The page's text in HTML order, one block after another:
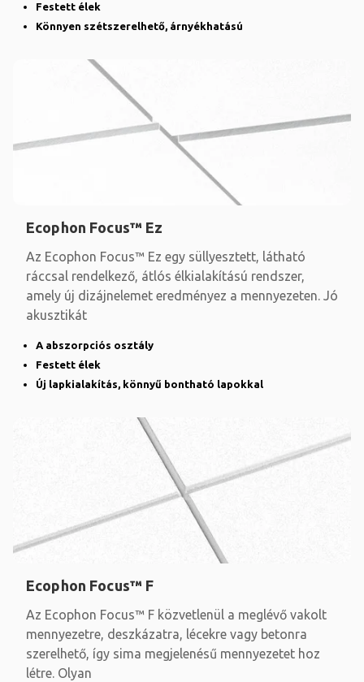
Festett élek
Könnyen szétszerelhető, árnyékhatású
Ecophon Focus™ Ez
Az Ecophon Focus™ Ez egy süllyesztett, látható
ráccsal rendelkező, átlós élkialakítású rendszer,
amely új dizájnelemet eredményez a mennyezeten. Jó
akusztikát
A abszorpciós osztály
Festett élek
Új lapkialakítás, könnyű bontható lapokkal
Ecophon Focus™ F
Az Ecophon Focus™ F közvetlenül a meglévő vakolt
mennyezetre, deszkázatra, lécekre vagy betonra
szerelhető, így sima megjelenésű mennyezetet hoz
létre. Olyan